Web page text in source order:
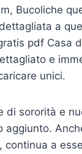
Bucoliche
a
pdf Casa
e
unici.
di sororità e
aggiunto.
continua a